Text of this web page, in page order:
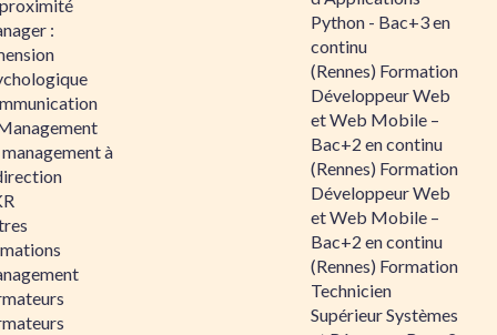
:
à
Python - Bac+3 en
continu
(Rennes) Formation
Développeur Web
et Web Mobile –
Bac+2 en continu
(Rennes) Formation
Développeur Web
et Web Mobile –
Bac+2 en continu
(Rennes) Formation
Technicien
Supérieur Systèmes